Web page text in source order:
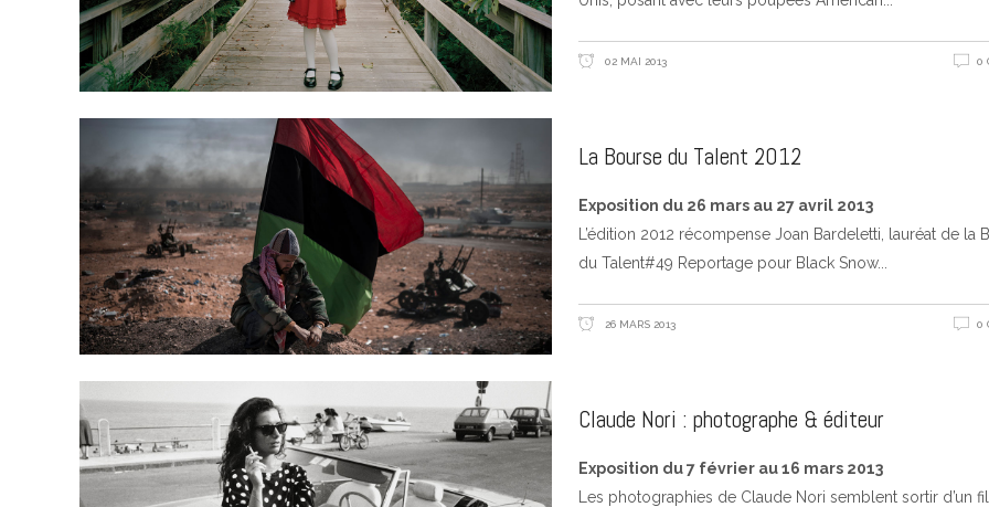
02 MAI 2013 0
La Bourse du Talent 2012
Exposition du 26 mars au 27 avril 2013
L’édition 2012 récompense Joan Bardeletti, lauréat de la
du Talent#49 Reportage pour Black Snow
26 MARS 2013 0
Claude Nori : photographe & éditeur
Exposition du 7 février au 16 mars 2013
Les photographies de Claude Nori semblent sortir d’un